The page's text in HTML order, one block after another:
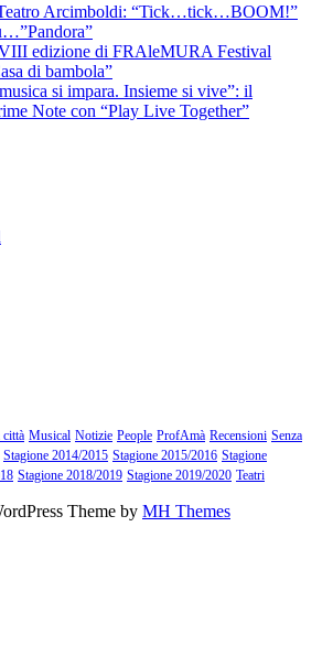
Arcimboldi: “Tick…tick…BOOM!”
edizione di FRAleMURA Festival
di bambola”
si impara. Insieme si vive”: il
Note con “Play Live Together”
Musical Notizie People ProfAmà Recensioni Senza
Stagione 2014/2015 Stagione 2015/2016 Stagione
Stagione 2018/2019 Stagione 2019/2020 Teatri
Theme by MH Themes